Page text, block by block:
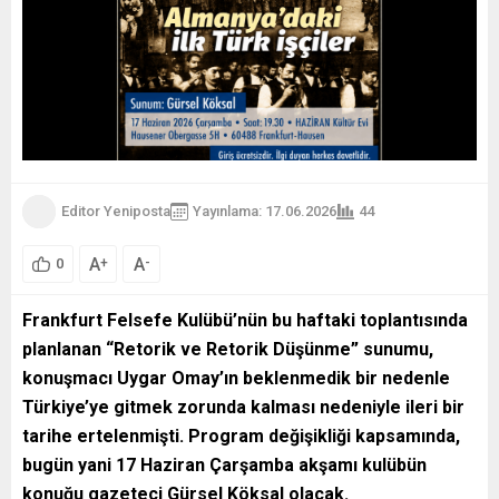
Editor Yeniposta Yayınlama: 17.06.2026 44
0 A+ A-
Frankfurt Felsefe Kulübü’nün bu haftaki toplantısında
planlanan “Retorik ve Retorik Düşünme” sunumu,
konuşmacı Uygar Omay’ın beklenmedik bir nedenle
Türkiye’ye gitmek zorunda kalması nedeniyle ileri bir
tarihe ertelenmişti. Program değişikliği kapsamında,
bugün yani 17 Haziran Çarşamba akşamı kulübün
konuğu gazeteci Gürsel Köksal olacak.